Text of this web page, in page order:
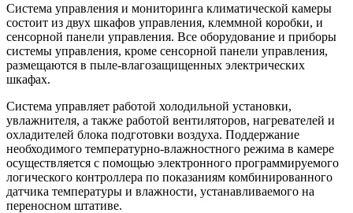
Система управления и мониторинга климатической камеры
состоит из двух шкафов управления, клеммной коробки, и
сенсорной панели управления. Все оборудование и приборы
системы управления, кроме сенсорной панели управления,
размещаются в пыле-влагозащищенных электрических
шкафах.
Система управляет работой холодильной установки,
увлажнителя, а также работой вентиляторов, нагревателей и
охладителей блока подготовки воздуха. Поддержание
необходимого температурно-влажностного режима в камере
осуществляется с помощью электронного программируемого
логического контроллера по показаниям комбинированного
датчика температуры и влажности, устанавливаемого на
переносном штативе.